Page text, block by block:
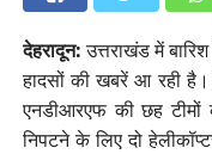
देहरादून:उत्तराखंड में
हादसों की खबरें आ रही
एनडीआरएफ की छह टीमों
निपटने के लिए दो